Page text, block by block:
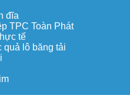
đĩa
TPC Toàn Phát
tế
quả lô băng tải